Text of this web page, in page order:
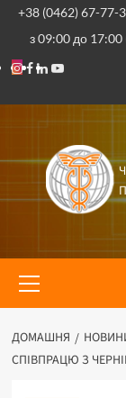
Перейти
вмісту
+38 (0462) 67-77-
з 09:00 до 17:00
Instagram
Facebook
Linkedin
Youtube
меню
ДОМАШНЯ
СПІВПРАЦЮ З